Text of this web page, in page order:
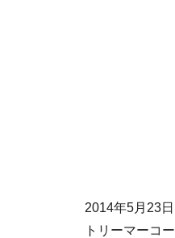
2014年5月23
トリーマーコ